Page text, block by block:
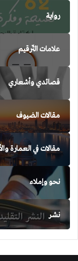
رواية
علامات التّرقيم
قصائدي وأشعاري
مقالات الضيوف
مقالات في العمارة
نحو وإملاء
نشر